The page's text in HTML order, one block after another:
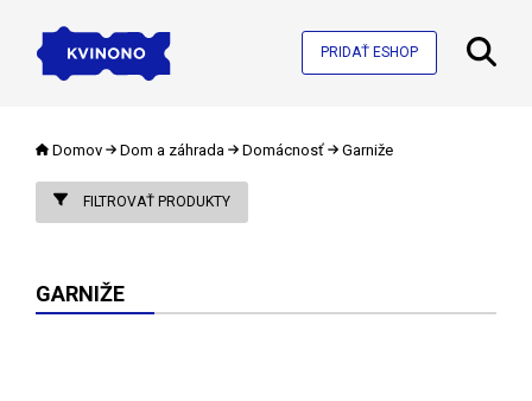
PRIDAŤ ESHOP
Domov Dom a záhrada Domácnosť Garniže
FILTROVAŤ PRODUKTY
GARNIŽE